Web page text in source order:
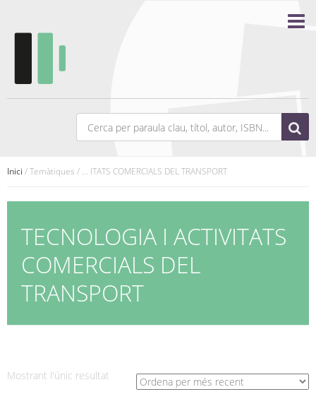
Inici / Temàtiques / ... ITATS COMERCIALS DEL TRANSPORT
TECNOLOGIA I ACTIVITATS
COMERCIALS DEL
TRANSPORT
Mostrant l'únic resultat